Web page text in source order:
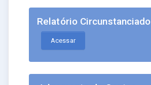
Relatório Circunstanciado
Acessar